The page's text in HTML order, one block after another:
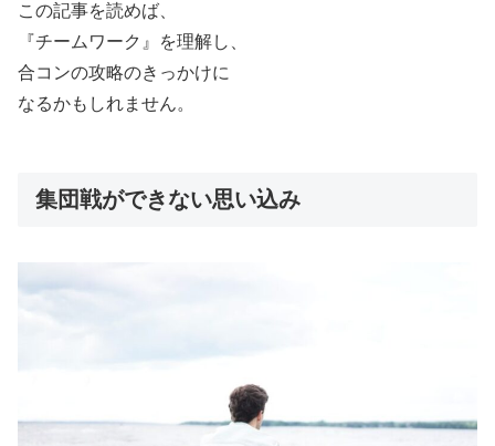
この記事を読めば、
『チームワーク』を理解し、
合コンの攻略のきっかけに
なるかもしれません。
集団戦ができない思い込み